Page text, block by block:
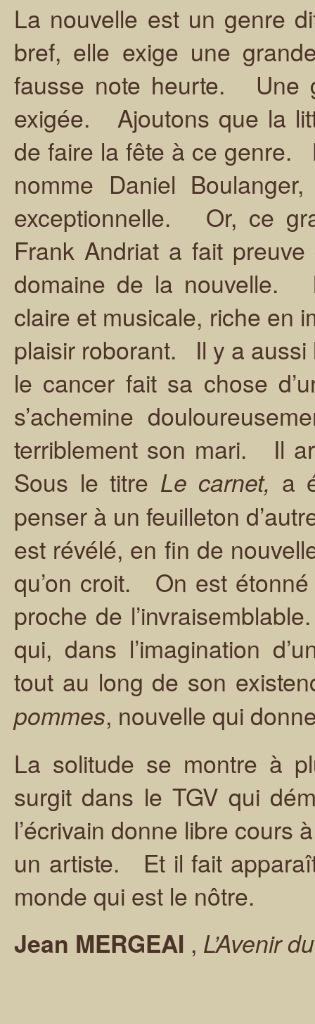
La nouvelle est un genre
bref, elle exige une
fausse note heurte. Une
exigée. Ajoutons que la
de faire la fête à ce genre.
nomme Daniel
exceptionnelle. Or, ce
Frank Andriat a fait preuve
domaine de la nouvelle.
claire et musicale, riche en
plaisir roborant. Il y a aussi
le cancer fait sa chose
s’achemine
terriblement son mari. Il
Sous le titre Le carnet, a
penser à un feuilleton
est révélé, en fin de
qu’on croit. On est
proche de
qui, dans l’imagination
tout au long de son
pommes, nouvelle qui
La solitude se montre à
surgit dans le TGV qui
l’écrivain donne libre cours
un artiste. Et il fait
monde qui est le nôtre.
Jean MERGEAI , L’Avenir